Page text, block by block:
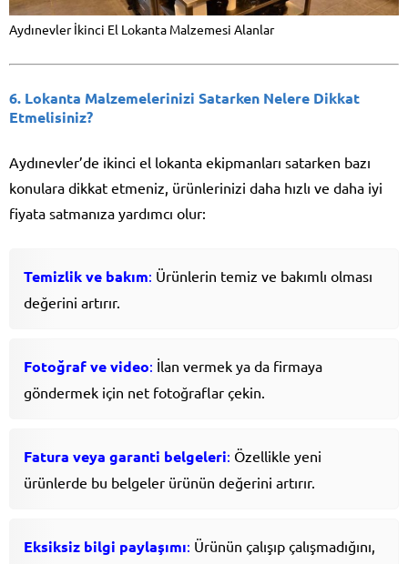
Aydınevler İkinci El Lokanta Malzemesi Alanlar
6. Lokanta Malzemelerinizi Satarken Nelere Dikkat
Etmelisiniz?
Aydınevler’de ikinci el lokanta ekipmanları satarken bazı
konulara dikkat etmeniz, ürünlerinizi daha hızlı ve daha iyi
fiyata satmanıza yardımcı olur:
Temizlik ve bakım: Ürünlerin temiz ve bakımlı olması
değerini artırır.
Fotoğraf ve video: İlan vermek ya da firmaya
göndermek için net fotoğraflar çekin.
Fatura veya garanti belgeleri: Özellikle yeni
ürünlerde bu belgeler ürünün değerini artırır.
Eksiksiz bilgi paylaşımı: Ürünün çalışıp çalışmadığını,